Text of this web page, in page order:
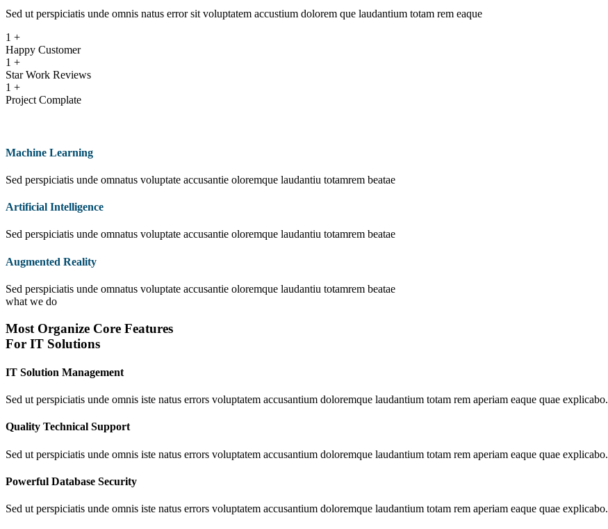
Sed ut perspiciatis unde omnis natus error sit voluptatem accustium dolorem que laudantium totam rem eaque
1 +
Happy Customer
1 +
Star Work Reviews
1 +
Project Complate
Machine Learning
Sed perspiciatis unde omnatus voluptate accusantie oloremque laudantiu totamrem beatae
Artificial Intelligence
Sed perspiciatis unde omnatus voluptate accusantie oloremque laudantiu totamrem beatae
Augmented Reality
Sed perspiciatis unde omnatus voluptate accusantie oloremque laudantiu totamrem beatae
what we do
Most Organize Core Features
For IT Solutions
IT Solution Management
Sed ut perspiciatis unde omnis iste natus errors voluptatem accusantium doloremque laudantium totam rem aperiam eaque quae explicabo.
Quality Technical Support
Sed ut perspiciatis unde omnis iste natus errors voluptatem accusantium doloremque laudantium totam rem aperiam eaque quae explicabo.
Powerful Database Security
Sed ut perspiciatis unde omnis iste natus errors voluptatem accusantium doloremque laudantium totam rem aperiam eaque quae explicabo.